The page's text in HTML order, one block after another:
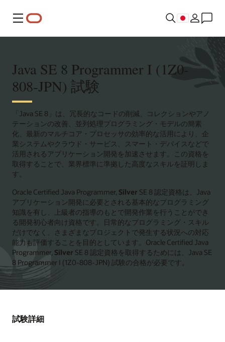
メニュー
Java SE 8 Programmer I (1Z0-
808-JPN) 試験
「Java SE 8」は、冗長的なコードの削減、コレクションやアノ
テーションの改善、並列処理プログラミング・モデルの簡素
化、最新のマルチコア・プロセッサの効率的な活用により、企
業システムやクラウド・サービス、スマート・デバイスなどで
活用されるアプリケーション開発を加速させます。この資格を
取得することで、業界標準に準拠した高度なスキルを証明しま
す。
Oracle Certified Java Programmer, Silver SE 8 認定資格は、Java
アプリケーション開発に必要とされる基本的なプログラミング
知識を有し、上級者の指導のもとで開発作業を行うことができ
る開発初心者向け資格です。日常的なプログラミング・スキル
だけでなく、さまざまなプロジェクトで発生する状況への対応
能力も評価することを目的としています。Oracle Certified Java
Programmer, Silver SE 8 認定資格を取得するためには、Java SE
8 Programmer I (1Z0-808-JPN) 試験の合格が必要です。
試験詳細